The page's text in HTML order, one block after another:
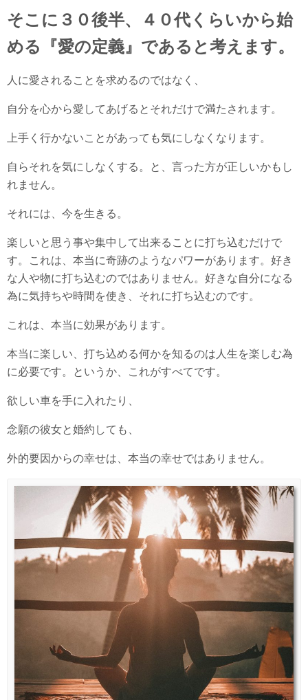
そこに３０後半、４０代くらいから始
める『愛の定義』であると考えます。
人に愛されることを求めるのではなく、
自分を心から愛してあげるとそれだけで満たされます。
上手く行かないことがあっても気にしなくなります。
自らそれを気にしなくする。と、言った方が正しいかもし
れません。
それには、今を生きる。
楽しいと思う事や集中して出来ることに打ち込むだけで
す。これは、本当に奇跡のようなパワーがあります。好き
な人や物に打ち込むのではありません。好きな自分になる
為に気持ちや時間を使き、それに打ち込むのです。
これは、本当に効果があります。
本当に楽しい、打ち込める何かを知るのは人生を楽しむ為
に必要です。というか、これがすべてです。
欲しい車を手に入れたり、
念願の彼女と婚約しても、
外的要因からの幸せは、本当の幸せではありません。